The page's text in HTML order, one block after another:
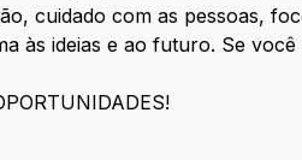
cuidado com as pessoas,
às ideias e ao futuro. Se